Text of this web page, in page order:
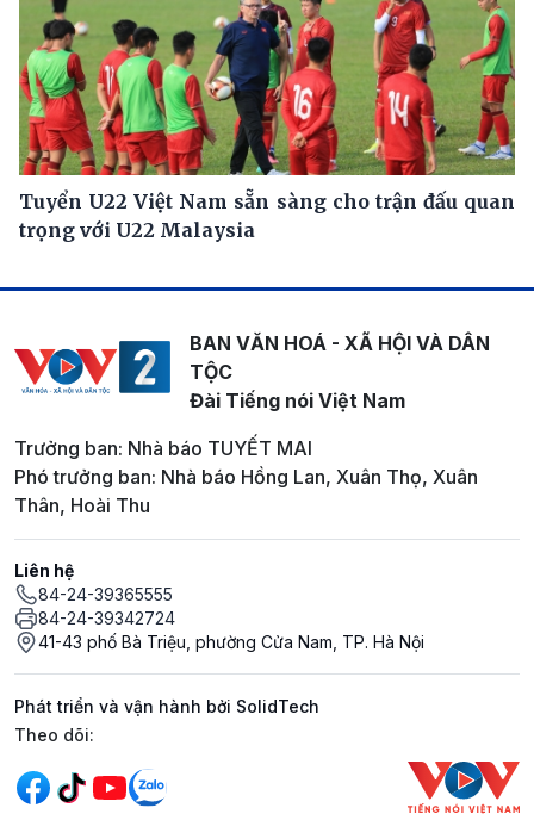
Tuyển U22 Việt Nam sẵn sàng cho trận đấu quan
trọng với U22 Malaysia
BAN VĂN HOÁ - XÃ HỘI VÀ DÂN
TỘC
Đài Tiếng nói Việt Nam
Trưởng ban: Nhà báo TUYẾT MAI
Phó trưởng ban: Nhà báo Hồng Lan, Xuân Thọ, Xuân
Thân, Hoài Thu
Liên hệ
84-24-39365555
84-24-39342724
41-43 phố Bà Triệu, phường Cửa Nam, TP. Hà Nội
Phát triển và vận hành bởi SolidTech
Mạng xã hội
Theo dõi: